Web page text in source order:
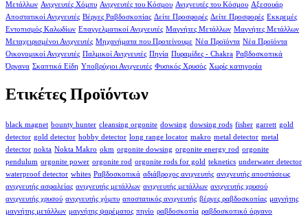
Μετάλλων Ανιχνευτές Χόμπυ Ανιχνευτές του Κόσμου Ανιχνευτές του Κόσμου Αξεσουάρ
Αποστατικοί Ανιχνευτές Βέργες Ραβδοσκοπίας Δείτε Προσφορές Δείτε Προσφορές Εκκρεμές
Εντοπισμός Καλωδίων Επαγγελματικοί Ανιχνευτές Μαγνήτες Μετάλλων Μαγνήτες Μετάλλων
Μεταχειρισμένοι Ανιχνευτές Μηχανήματα που Προτείνουμε Νέα Προϊόντα Νέα Προϊόντα
Οικονομικοί Ανιχνευτές Παλμικοί Ανιχνευτές Πηνία Πυραμίδες - Chakra Ραβδοσκοπικά
Όργανα Σκαπτικά Είδη Υποβρύχιοι Ανιχνευτές Φυσικός Χρυσός Χωρίς κατηγορία
Ετικέτες Προϊόντων
black magnet bounty hunter cleansing orgonite dowsing dowsing rods fisher garrett gold
detector gold detector hobby detector long range locator makro metal detector metal
detector nokta Nokta Makro okm orgonite dowsing orgonite energy rod orgonite
pendulum orgonite power orgonite rod orgonite rods for gold teknetics underwater detector
waterproof detector whites Ραβδοσκοπικά αδιάβροχος ανιχνευτής ανιχνευτής αποστάσεως
ανιχνευτής ασφαλείας ανιχνευτής μετάλλων ανιχνευτής μετάλλων ανιχνευτής χρυσού
ανιχνευτής χρυσού ανιχνευτής χόμπυ αποστατικός ανιχνευτής βέργες ραβδοσκοπίας μαγνήτης
μαγνήτης μετάλλων μαγνήτης ψαρέματος πηνίο ραβδοσκοπία ραβδοσκοπικό όργανο